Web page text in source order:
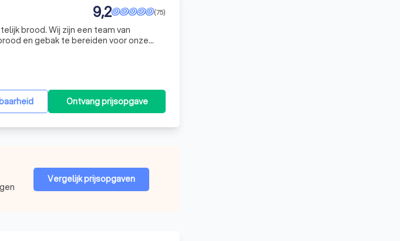
(75)
9,2
brood. Wij zijn een team van
en gebak te bereiden voor onze
Ontvang prijsopgave
Vergelijk prijsopgaven